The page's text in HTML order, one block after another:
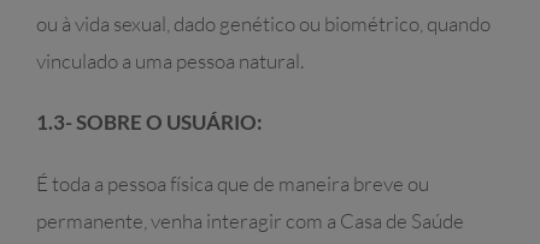
ou à vida sexual, dado genético ou biométrico, quando
vinculado a uma pessoa natural.
1.3- SOBRE O USUÁRIO:
É toda a pessoa física que de maneira breve ou
permanente, venha interagir com a Casa de Saúde